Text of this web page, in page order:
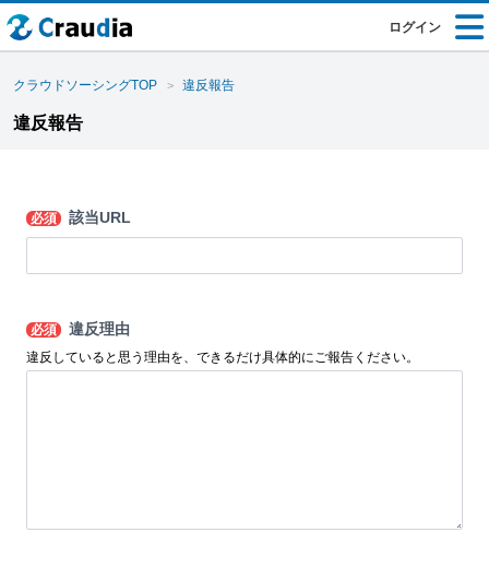
ログイン
クラウドソーシングTOP 違反報告
違反報告
必須 該当URL
必須 違反理由
違反していると思う理由を、できるだけ具体的にご報告ください。